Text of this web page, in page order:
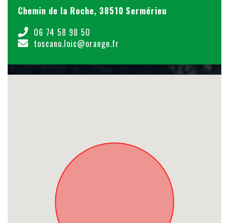
Chemin de la Roche, 38510 Sermérieu
06 74 58 98 50
toscano.loic@orange.fr